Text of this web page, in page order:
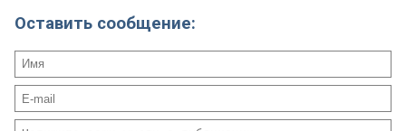
Оставить сообщение: